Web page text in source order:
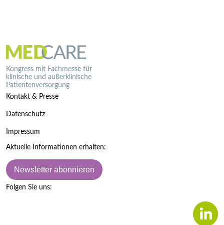
Kongress mit Fachmesse für
klinische und außerklinische
Patientenversorgung
Kontakt & Presse
Datenschutz
Impressum
Aktuelle Informationen erhalten:
Newsletter abonnieren
Folgen Sie uns: